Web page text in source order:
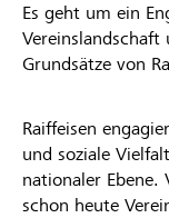
Es geht um ein
Vereinslandschaft
Grundsätze von
Raiffeisen
und soziale
nationaler Ebene.
schon heute